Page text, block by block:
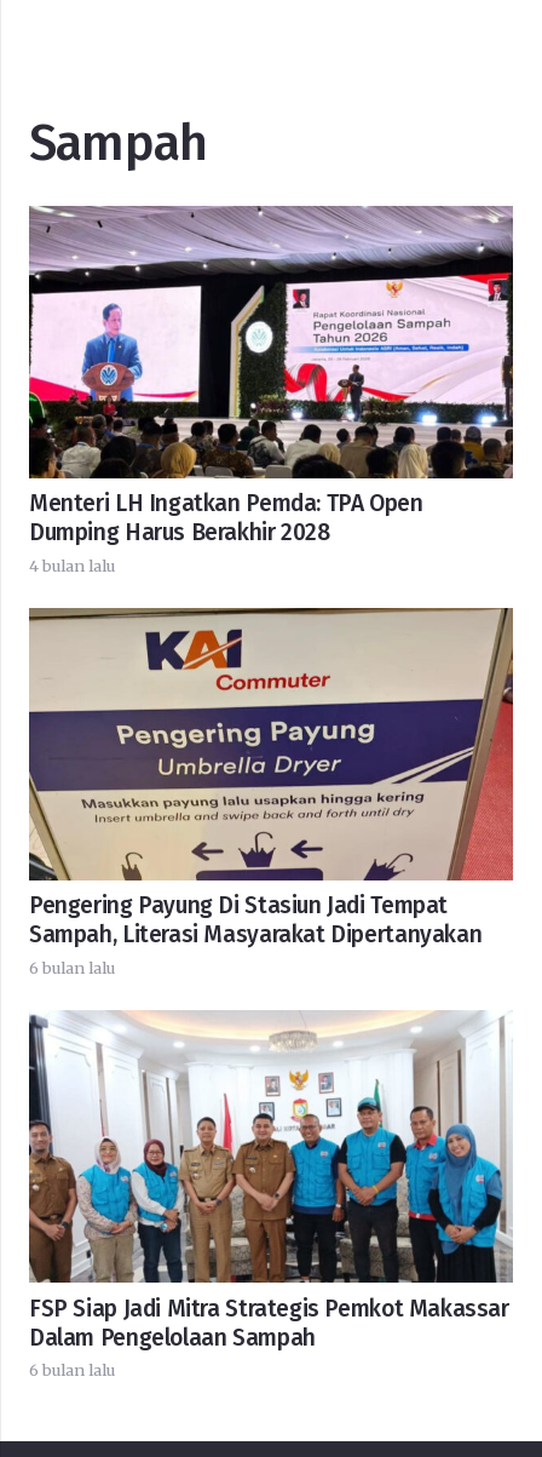
Sampah
Menteri LH Ingatkan Pemda: TPA Open
Dumping Harus Berakhir 2028
4 bulan lalu
Pengering Payung Di Stasiun Jadi Tempat
Sampah, Literasi Masyarakat Dipertanyakan
6 bulan lalu
FSP Siap Jadi Mitra Strategis Pemkot Makassar
Dalam Pengelolaan Sampah
6 bulan lalu